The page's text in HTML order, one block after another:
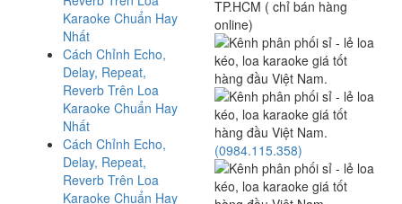
Karaoke Chuẩn Hay
Nhất
Cách Chỉnh Echo,
Delay, Repeat,
Reverb Trên Loa
Karaoke Chuẩn Hay
Nhất
Cách Chỉnh Echo,
Delay, Repeat,
Reverb Trên Loa
Karaoke Chuẩn Hay
TP.HCM ( chỉ bán hàng
online)
(0984.115.358)